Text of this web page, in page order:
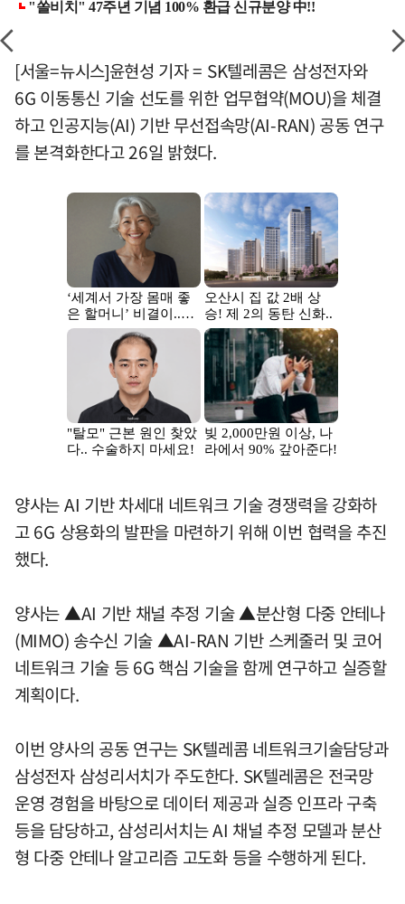
[서울=뉴시스]윤현성 기자 = SK텔레콤은 삼성전자와
6G 이동통신 기술 선도를 위한 업무협약(MOU)을 체결
하고 인공지능(AI) 기반 무선접속망(AI-RAN) 공동 연구
를 본격화한다고 26일 밝혔다.
양사는 AI 기반 차세대 네트워크 기술 경쟁력을 강화하
고 6G 상용화의 발판을 마련하기 위해 이번 협력을 추진
했다.
양사는 ▲AI 기반 채널 추정 기술 ▲분산형 다중 안테나
(MIMO) 송수신 기술 ▲AI-RAN 기반 스케줄러 및 코어
네트워크 기술 등 6G 핵심 기술을 함께 연구하고 실증할
계획이다.
이번 양사의 공동 연구는 SK텔레콤 네트워크기술담당과
삼성전자 삼성리서치가 주도한다. SK텔레콤은 전국망
운영 경험을 바탕으로 데이터 제공과 실증 인프라 구축
등을 담당하고, 삼성리서치는 AI 채널 추정 모델과 분산
형 다중 안테나 알고리즘 고도화 등을 수행하게 된다.